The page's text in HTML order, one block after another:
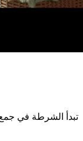
تبدأ الشرطة في